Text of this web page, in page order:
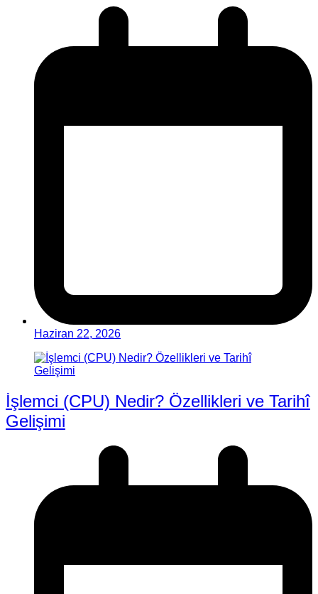
Haziran 22, 2026
İşlemci (CPU) Nedir? Özellikleri ve Tarihî
Gelişimi